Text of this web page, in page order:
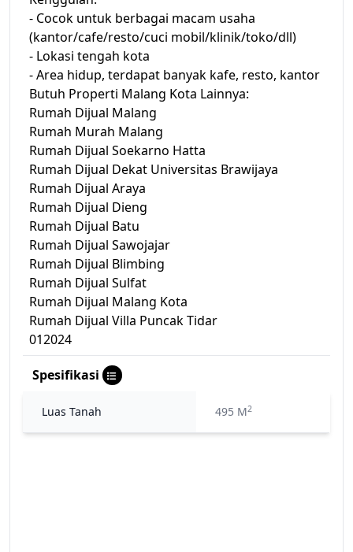
- Cocok untuk berbagai macam usaha
(kantor/cafe/resto/cuci mobil/klinik/toko/dll)
- Lokasi tengah kota
- Area hidup, terdapat banyak kafe, resto, kantor
Butuh Properti Malang Kota Lainnya:
Rumah Dijual Malang
Rumah Murah Malang
Rumah Dijual Soekarno Hatta
Rumah Dijual Dekat Universitas Brawijaya
Rumah Dijual Araya
Rumah Dijual Dieng
Rumah Dijual Batu
Rumah Dijual Sawojajar
Rumah Dijual Blimbing
Rumah Dijual Sulfat
Rumah Dijual Malang Kota
Rumah Dijual Villa Puncak Tidar
012024
Spesifikasi
Luas Tanah 495 M2